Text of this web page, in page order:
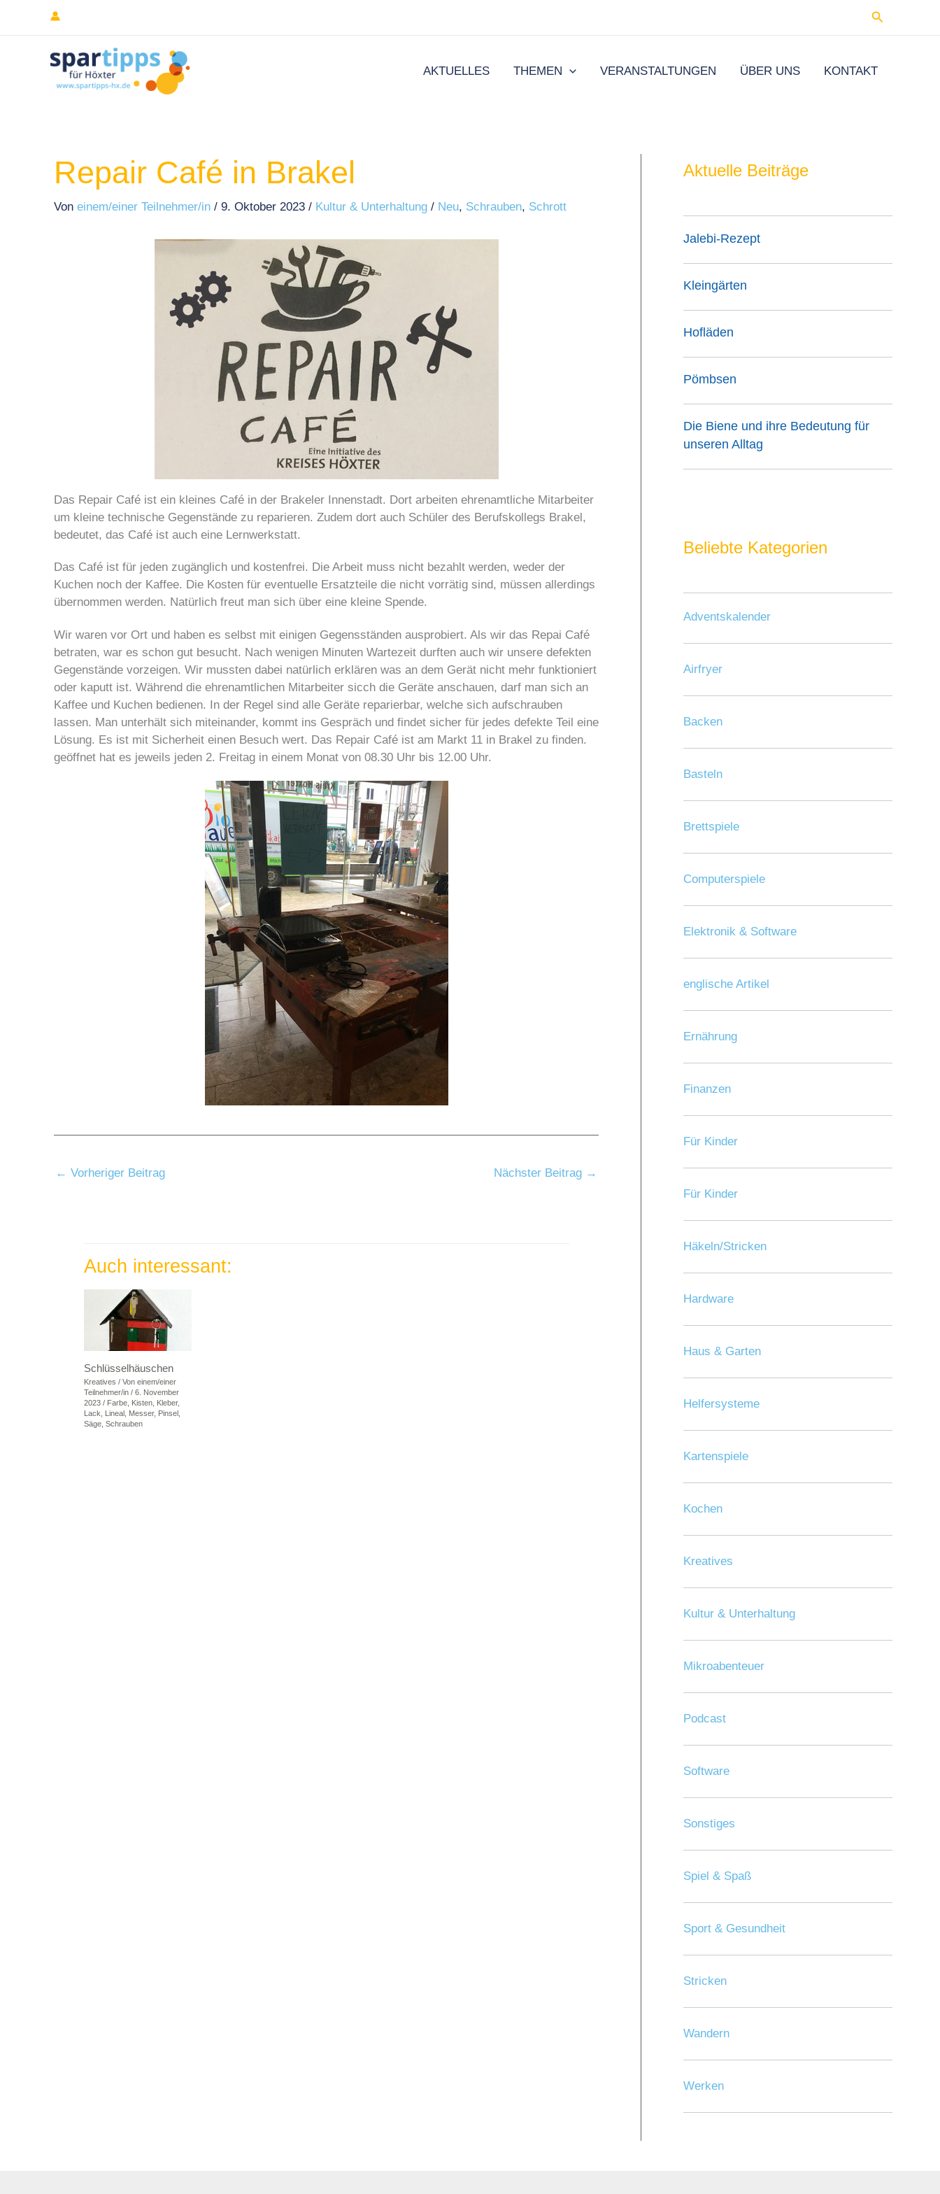
Suchen
AKTUELLES THEMEN VERANSTALTUNGEN ÜBER UNS KONTAKT
Repair Café in Brakel
Von einem/einer Teilnehmer/in / 9. Oktober 2023 / Kultur & Unterhaltung / Neu, Schrauben, Schrott
Das Repair Café ist ein kleines Café in der Brakeler Innenstadt. Dort arbeiten ehrenamtliche Mitarbeiter
um kleine technische Gegenstände zu reparieren. Zudem dort auch Schüler des Berufskollegs Brakel,
bedeutet, das Café ist auch eine Lernwerkstatt.
Das Café ist für jeden zugänglich und kostenfrei. Die Arbeit muss nicht bezahlt werden, weder der
Kuchen noch der Kaffee. Die Kosten für eventuelle Ersatzteile die nicht vorrätig sind, müssen allerdings
übernommen werden. Natürlich freut man sich über eine kleine Spende.
Wir waren vor Ort und haben es selbst mit einigen Gegensständen ausprobiert. Als wir das Repai Café
betraten, war es schon gut besucht. Nach wenigen Minuten Wartezeit durften auch wir unsere defekten
Gegenstände vorzeigen. Wir mussten dabei natürlich erklären was an dem Gerät nicht mehr funktioniert
oder kaputt ist. Während die ehrenamtlichen Mitarbeiter sicch die Geräte anschauen, darf man sich an
Kaffee und Kuchen bedienen. In der Regel sind alle Geräte reparierbar, welche sich aufschrauben
lassen. Man unterhält sich miteinander, kommt ins Gespräch und findet sicher für jedes defekte Teil eine
Lösung. Es ist mit Sicherheit einen Besuch wert. Das Repair Café ist am Markt 11 in Brakel zu finden.
geöffnet hat es jeweils jeden 2. Freitag in einem Monat von 08.30 Uhr bis 12.00 Uhr.
← Vorheriger Beitrag Nächster Beitrag →
Auch interessant:
Schlüsselhäuschen
Kreatives / Von einem/einer
Teilnehmer/in / 6. November
2023 / Farbe, Kisten, Kleber,
Lack
Lineal, Messer, Pinsel,
Säge, Schrauben
Aktuelle Beiträge
Jalebi-Rezept
Kleingärten
Hofläden
Pömbsen
Die Biene und ihre Bedeutung für
unseren Alltag
Beliebte Kategorien
Adventskalender
Airfryer
Backen
Basteln
Brettspiele
Computerspiele
Elektronik & Software
englische Artikel
Ernährung
Finanzen
Für Kinder
Für Kinder
Häkeln/Stricken
Hardware
Haus & Garten
Helfersysteme
Kartenspiele
Kochen
Kreatives
Kultur & Unterhaltung
Mikroabenteuer
Podcast
Software
Sonstiges
Spiel & Spaß
Sport & Gesundheit
Stricken
Wandern
Werken